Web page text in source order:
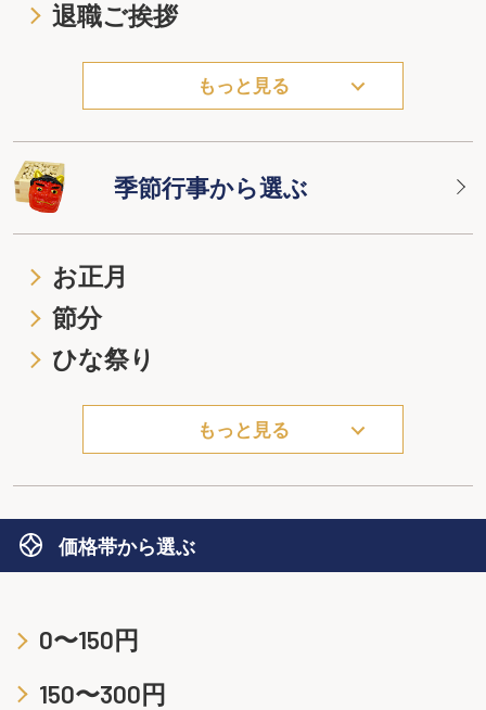
退職ご挨拶
もっと見る
季節行事から選ぶ
お正月
節分
ひな祭り
もっと見る
価格帯から選ぶ
0〜150円
150〜300円